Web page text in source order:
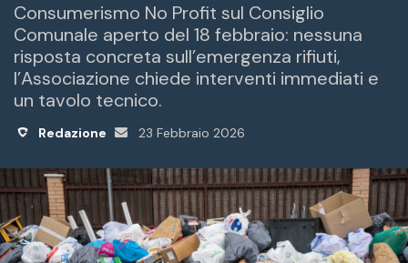
Consumerismo No Profit sul Consiglio
Comunale aperto del 18 febbraio: nessuna
risposta concreta sull’emergenza rifiuti,
l’Associazione chiede interventi immediati e
un tavolo tecnico.
Redazione
Invia
23 Febbraio 2026